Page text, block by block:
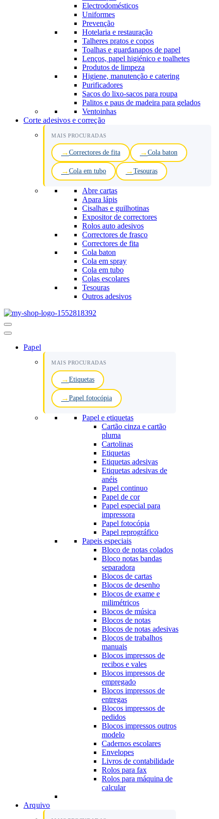
Electrodomésticos
Uniformes
Prevenção
Hotelaria e restauração
Talheres pratos e copos
Toalhas e guardanapos de papel
Lenços, papel higiénico e toalhetes
Produtos de limpeza
Higiene, manutenção e catering
Purificadores
Sacos do lixo-sacos para roupa
Palitos e paus de madeira para gelados
Ventoinhas
Corte adesivos e correção
MAIS PROCURADAS
Correctores de fita Cola baton
Cola em tubo Tesouras
Abre cartas
Apara lápis
Cisalhas e guilhotinas
Expositor de correctores
Rolos auto adesivos
Correctores de frasco
Correctores de fita
Cola baton
Cola em spray
Cola em tubo
Colas escolares
Tesouras
Outros adesivos
Menu
de
Papel
MAIS PROCURADAS
Etiquetas
Papel fotocópia
Papel e etiquetas
Cartão cinza e cartão
pluma
Cartolinas
Etiquetas
Etiquetas adesivas
Etiquetas adesivas de
anéis
Papel continuo
Papel de cor
Papel especial para
impressora
Papel fotocópia
Papel reprográfico
Papeis especiais
Bloco de notas colados
Bloco notas bandas
separadora
Blocos de cartas
Blocos de desenho
Blocos de exame e
milimétricos
Blocos de música
Blocos de notas
Blocos de notas adesivas
Blocos de trabalhos
manuais
Blocos impressos de
recibos e vales
Blocos impressos de
empregado
Blocos impressos de
entregas
Blocos impressos de
pedidos
Blocos impressos outros
modelo
Cadernos escolares
Envelopes
Livros de contabilidade
Rolos para fax
Rolos para máquina de
calcular
Arquivo